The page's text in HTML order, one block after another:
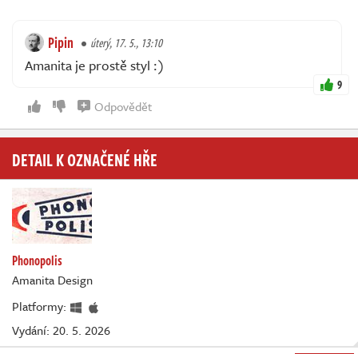
Pipin úterý, 17. 5., 13:10
Amanita je prostě styl :)
9
Odpovědět
DETAIL K OZNAČENÉ HŘE
Phonopolis
Amanita Design
Platformy:
Vydání: 20. 5. 2026